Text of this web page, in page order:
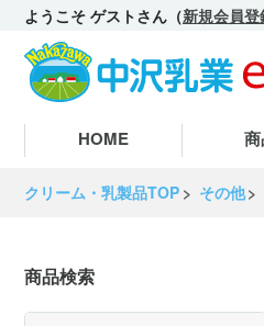
ようこそ ゲストさん（新規会員登
HOME
クリーム・乳製品TOP その他
商品検索